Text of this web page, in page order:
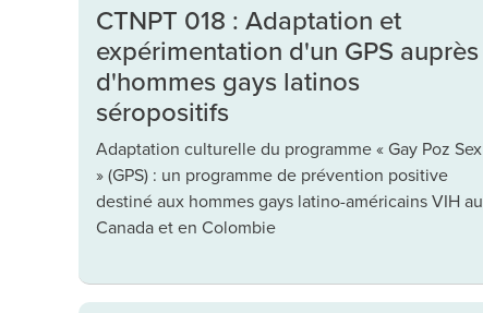
CTNPT 018 : Adaptation et
expérimentation d'un GPS auprès
d'hommes gays latinos
séropositifs
Adaptation culturelle du programme « Gay Poz Sex
» (GPS) : un programme de prévention positive
destiné aux hommes gays latino-américains VIH au
Canada et en Colombie